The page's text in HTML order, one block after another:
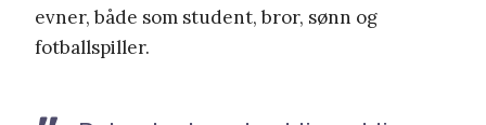
evner, både som student, bror, sønn og
fotballspiller.